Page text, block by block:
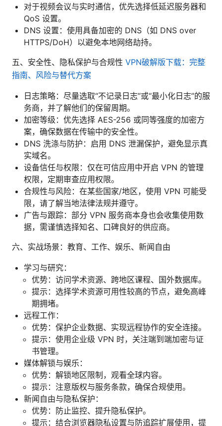
对于视频会议与实时通信，优先选择低延迟服务器和
QoS 设置。
DNS 设置：使用具备加密的 DNS（如 DNS over
HTTPS/DoH）以避免本地网络劫持。
五、安全性、隐私保护与合规性 VPN破解版下载：完整
指南、风险与替代方案
日志策略：尽量选取“不记录日志”或“最小化日志”的服
务商，并了解他们的保留周期。
加密等级：优先选择 AES-256 或同等强度的加密方
案，确保数据在传输中的安全性。
DNS 洗涤与防护：启用 DNS 泄漏保护，避免显示真
实域名。
设备信任与权限：仅在可信应用中开启 VPN 的管理
权限，定期审查应用权限。
合规性与风险：在某些国家/地区，使用 VPN 可能受
限，请了解当地法律法规并遵守。
广告与跟踪：部分 VPN 服务商本身也会收集使用数
据，需谨慎选择知名、口碑良好的供应商。
六、实战场景：教育、工作、娱乐、新闻自由
学习与研究：
优势：访问学术资源、跨地区课程、国外数据库。
提示：选择学术资源可用性较高的节点，避免高峰
期拥堵。
远程工作：
优势：保护企业数据、实现远程协作的安全连接。
提示：使用企业级 VPN 时，关注端到端加密与证
书管理。
媒体解锁与娱乐：
优势：解锁地区限制，观看全球内容。
提示：注意版权与服务条款，确保合规使用。
新闻自由与隐私保护：
优势：防止监控、提升隐私保护。
提示：结合浏览器隐私设置与防追踪扩展使用，提